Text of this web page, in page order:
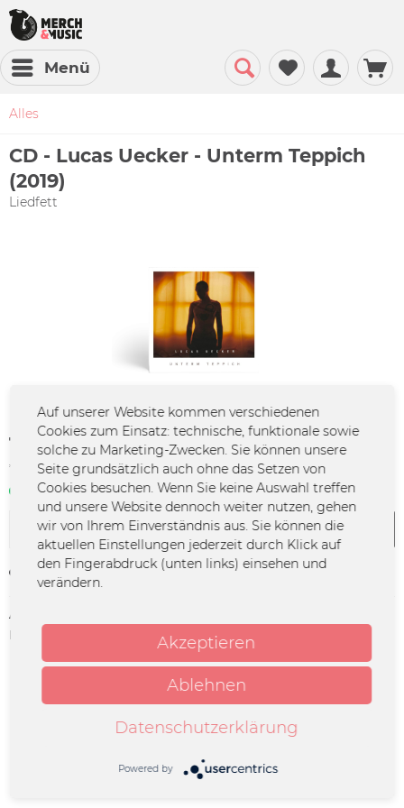
Menü
Alles
CD - Lucas Uecker - Unterm Teppich
(2019)
Liedfett
10,00 € *
*inkl. MwSt. zzgl. Versandkosten
Sofort verfügbar | 3 - 4 Werktage
In den Warenkorb
Merken
Artikel-Nr.:
Herstellerinfo:
Merchcowboy GmbH & Co. KG
Friedrich-Ebert-Straße 7 | 48153
Münster |
support@merchcowboy.com
von Liedfett Gitarrist und Sänger Lucas...mehr
Auf unserer Website kommen verschiedenen
Cookies zum Einsatz: technische, funktionale sowie
solche zu Marketing-Zwecken. Sie können unsere
Seite grundsätzlich auch ohne das Setzen von
Cookies besuchen. Wenn Sie keine Auswahl treffen
und unsere Website dennoch weiter nutzen, gehen
wir von Ihrem Einverständnis aus. Sie können die
aktuellen Einstellungen jederzeit durch Klick auf
den Fingerabdruck (unten links) einsehen und
verändern.
Akzeptieren
Ablehnen
Datenschutzerklärung
Powered by